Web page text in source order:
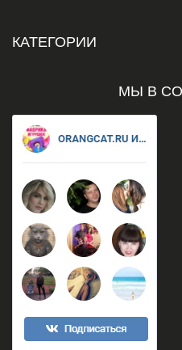
КАТЕГОРИИ
МЫ В